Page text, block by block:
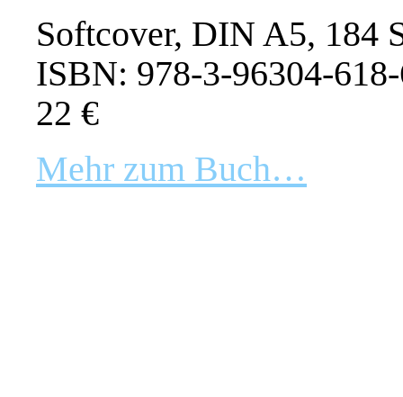
Softcover, DIN A5, 184
ISBN: 978-3-96304-
22 €
Mehr zum Buch…